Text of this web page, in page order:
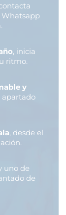
, inicia
ritmo.
y
apartado
, desde el
uno de
de